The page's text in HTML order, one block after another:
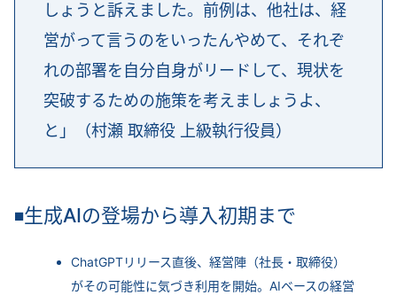
しょうと訴えました。前例は、他社は、経
営がって言うのをいったんやめて、それぞ
れの部署を自分自身がリードして、現状を
突破するための施策を考えましょうよ、
と」（村瀬 取締役 上級執行役員）
◾生成AIの登場から導入初期まで
ChatGPTリリース直後、経営陣（社長・取締役）
がその可能性に気づき利用を開始。AIベースの経営